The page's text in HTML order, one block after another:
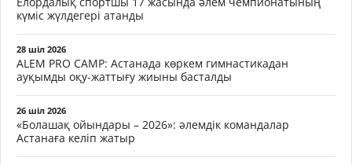
күміс жүлдегері атанды
28 шіл 2026
ALEM PRO CAMP: Астанада көркем гимнастикадан
ауқымды оқу-жаттығу жиыны басталды
26 шіл 2026
«Болашақ ойындары – 2026»: әлемдік командалар
Астанаға келіп жатыр